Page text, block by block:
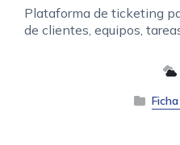
Plataforma de ticketing
de clientes, equipos,